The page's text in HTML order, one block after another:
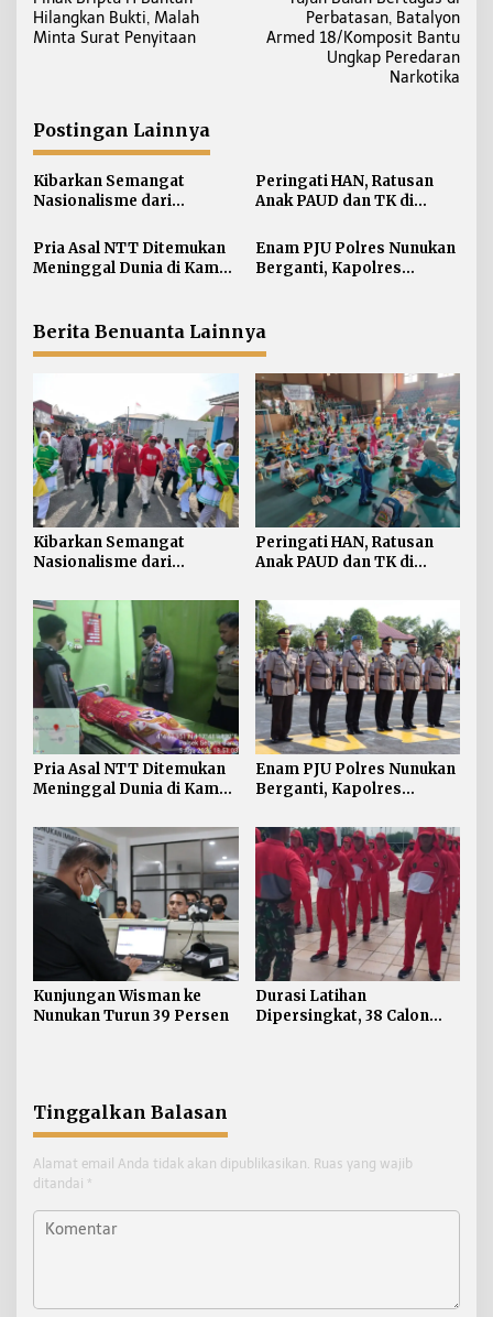
a
v
s
i
p
s
Hilangkan Bukti, Malah
Minta Surat Penyitaan
Perbatasan, Batalyon
Armed 18/Komposit Bantu
Ungkap Peredaran
Narkotika
Postingan Lainnya
Kibarkan Semangat
Nasionalisme dari
Merah Putih 81 Meter
Dibentangkan di Sebatik
Peringati HAN, Ratusan
Anak PAUD dan TK di
Lomba Menggambar dan
Mewarnai
Pria Asal NTT Ditemukan
Meninggal Dunia di Kamar
Enam PJU Polres Nunukan
Berganti, Kapolres
Berita Benuanta Lainnya
Kibarkan Semangat
Nasionalisme dari
Merah Putih 81 Meter
Dibentangkan di Sebatik
Peringati HAN, Ratusan
Anak PAUD dan TK di
Lomba Menggambar dan
Mewarnai
Pria Asal NTT Ditemukan
Meninggal Dunia di Kamar
Enam PJU Polres Nunukan
Berganti, Kapolres
Personel
Kunjungan Wisman ke
Nunukan Turun 39 Persen
Durasi Latihan
Dipersingkat, 38 Calon
Tinggalkan Balasan
Alamat email Anda tidak akan dipublikasikan. Ruas yang wajib
ditandai *